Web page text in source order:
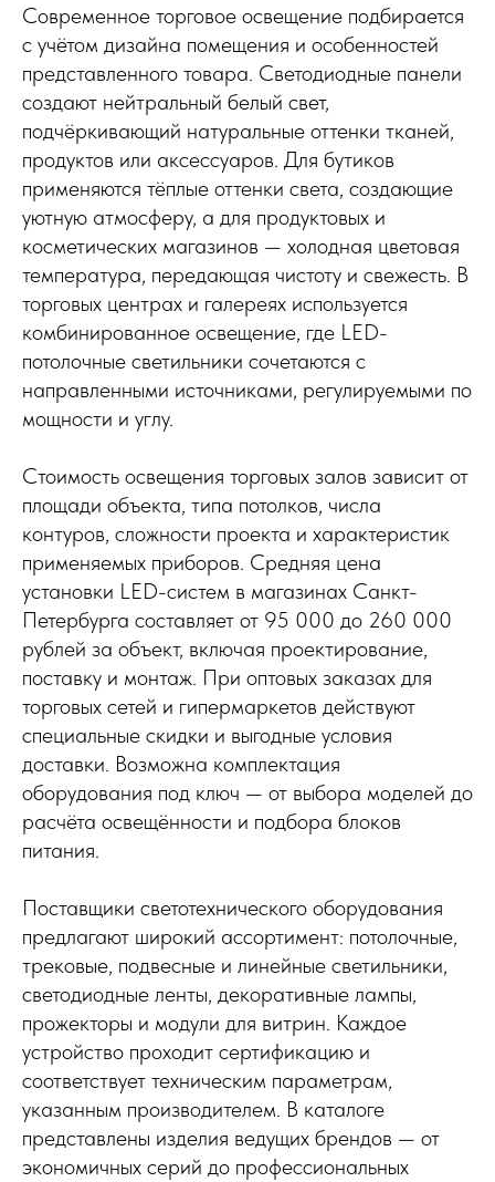
Современное торговое освещение подбирается
с учётом дизайна помещения и особенностей
представленного товара. Светодиодные панели
создают нейтральный белый свет,
подчёркивающий натуральные оттенки тканей,
продуктов или аксессуаров. Для бутиков
применяются тёплые оттенки света, создающие
уютную атмосферу, а для продуктовых и
косметических магазинов — холодная цветовая
температура, передающая чистоту и свежесть. В
торговых центрах и галереях используется
комбинированное освещение, где LED-
потолочные светильники сочетаются с
направленными источниками, регулируемыми по
мощности и углу.
Стоимость освещения торговых залов зависит от
площади объекта, типа потолков, числа
контуров, сложности проекта и характеристик
применяемых приборов. Средняя цена
установки LED-систем в магазинах Санкт-
Петербурга составляет от 95 000 до 260 000
рублей за объект, включая проектирование,
поставку и монтаж. При оптовых заказах для
торговых сетей и гипермаркетов действуют
специальные скидки и выгодные условия
доставки. Возможна комплектация
оборудования под ключ — от выбора моделей до
расчёта освещённости и подбора блоков
питания.
Поставщики светотехнического оборудования
предлагают широкий ассортимент: потолочные,
трековые, подвесные и линейные светильники,
светодиодные ленты, декоративные лампы,
прожекторы и модули для витрин. Каждое
устройство проходит сертификацию и
соответствует техническим параметрам,
указанным производителем. В каталоге
представлены изделия ведущих брендов — от
экономичных серий до профессиональных